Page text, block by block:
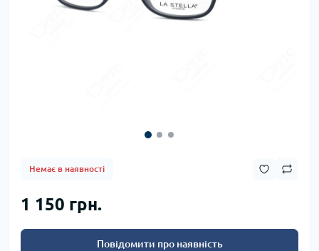
Немає в наявності
1 150 грн.
Повідомити про наявність